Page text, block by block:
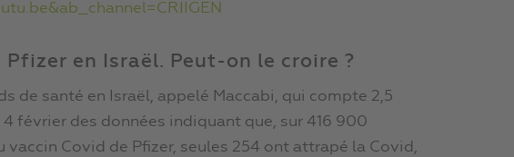
en Israël. Peut-on le croire ?
de santé en Israël, appelé Maccabi, qui compte 2,5
février des données indiquant que, sur 416 900
vaccin Covid de Pfizer, seules 254 ont attrapé la Covid,